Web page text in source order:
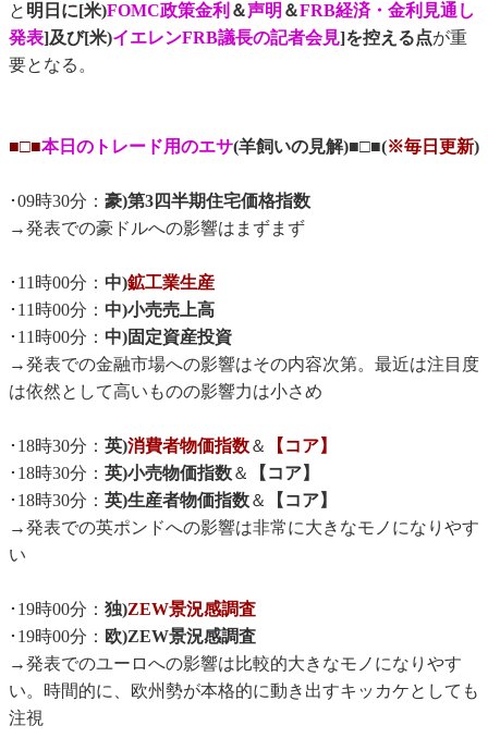
と 明日に[米)FOMC政策金利 ＆声明 ＆FRB経済・金利見通し
発表]及び[米)イエレンFRB議長の記者会見]を控える点が重
要となる。
■□■本日のトレード用のエサ(羊飼いの見解)■□■(※毎日更新)
･09時30分： 豪)第3四半期住宅価格指数
→発表での豪ドルへの影響はまずまず
･11時00分： 中)鉱工業生産
･11時00分： 中)小売売上高
･11時00分： 中)固定資産投資
→発表での金融市場への影響はその内容次第。最近は注目度
は依然として高いものの影響力は小さめ
･18時30分： 英)消費者物価指数＆
【コア】
･18時30分： 英)小売物価指数＆
【コア】
･18時30分： 英)生産者物価指数＆
【コア】
→発表での英ポンドへの影響は非常に大きなモノになりやす
い
･19時00分： 独)ZEW景況感調査
･19時00分： 欧)ZEW景況感調査
→発表でのユーロへの影響は比較的大きなモノになりやす
い。時間的に、欧州勢が本格的に動き出すキッカケとしても
注視